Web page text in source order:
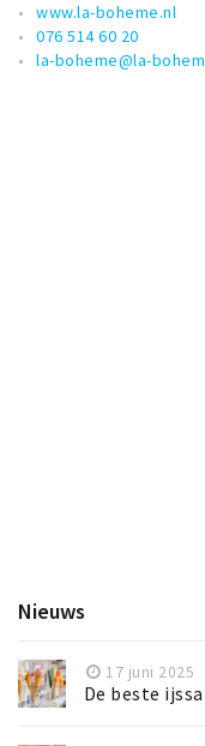
Parkeren
www.la-boheme.nl
076 514 60 20
la-boheme@la-
Nieuws
17 juni 2025
De beste